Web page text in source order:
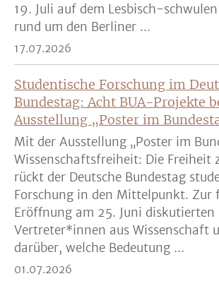
19. Juli auf dem Lesbisch-
rund um den Berliner ...
17.07.2026
Studentische Forschung im
Bundestag: Acht BUA-Projekte
Ausstellung „Poster im
Mit der Ausstellung „Poster im
Wissenschaftsfreiheit: Die Freiheit
rückt der Deutsche Bundestag
Forschung in den Mittelpunkt. Zur
Eröffnung am 25. Juni diskutierten
Vertreter*innen aus Wissenschaft
darüber, welche Bedeutung ...
01.07.2026